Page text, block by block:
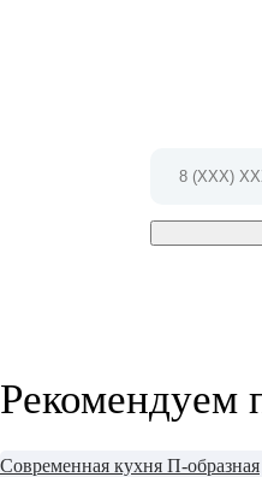
Рекомендуем
Современная кухня П-образная